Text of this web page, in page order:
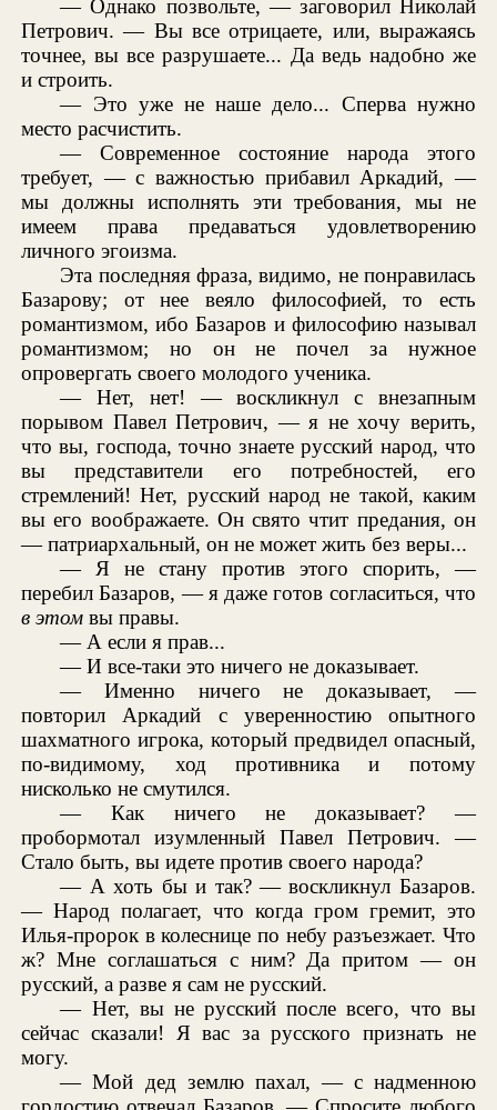
— Однако позвольте, — заговорил Николай
Петрович. — Вы все отрицаете, или, выражаясь
точнее, вы все разрушаете... Да ведь надобно же
и строить.
— Это уже не наше дело... Сперва нужно
место расчистить.
— Современное состояние народа этого
требует, — с важностью прибавил Аркадий, —
мы должны исполнять эти требования, мы не
имеем права предаваться удовлетворению
личного эгоизма.
Эта последняя фраза, видимо, не понравилась
Базарову; от нее веяло философией, то есть
романтизмом, ибо Базаров и философию называл
романтизмом; но он не почел за нужное
опровергать своего молодого ученика.
— Нет, нет! — воскликнул с внезапным
порывом Павел Петрович, — я не хочу верить,
что вы, господа, точно знаете русский народ, что
вы представители его потребностей, его
стремлений! Нет, русский народ не такой, каким
вы его воображаете. Он свято чтит предания, он
— патриархальный, он не может жить без веры...
— Я не стану против этого спорить, —
перебил Базаров, — я даже готов согласиться, что
в этом вы правы.
— А если я прав...
— И все-таки это ничего не доказывает.
— Именно ничего не доказывает, —
повторил Аркадий с уверенностию опытного
шахматного игрока, который предвидел опасный,
по-видимому, ход противника и потому
нисколько не смутился.
— Как ничего не доказывает? —
пробормотал изумленный Павел Петрович. —
Стало быть, вы идете против своего народа?
— А хоть бы и так? — воскликнул Базаров.
— Народ полагает, что когда гром гремит, это
Илья-пророк в колеснице по небу разъезжает. Что
ж? Мне соглашаться с ним? Да притом — он
русский, а разве я сам не русский.
— Нет, вы не русский после всего, что вы
сейчас сказали! Я вас за русского признать не
могу.
— Мой дед землю пахал, — с надменною